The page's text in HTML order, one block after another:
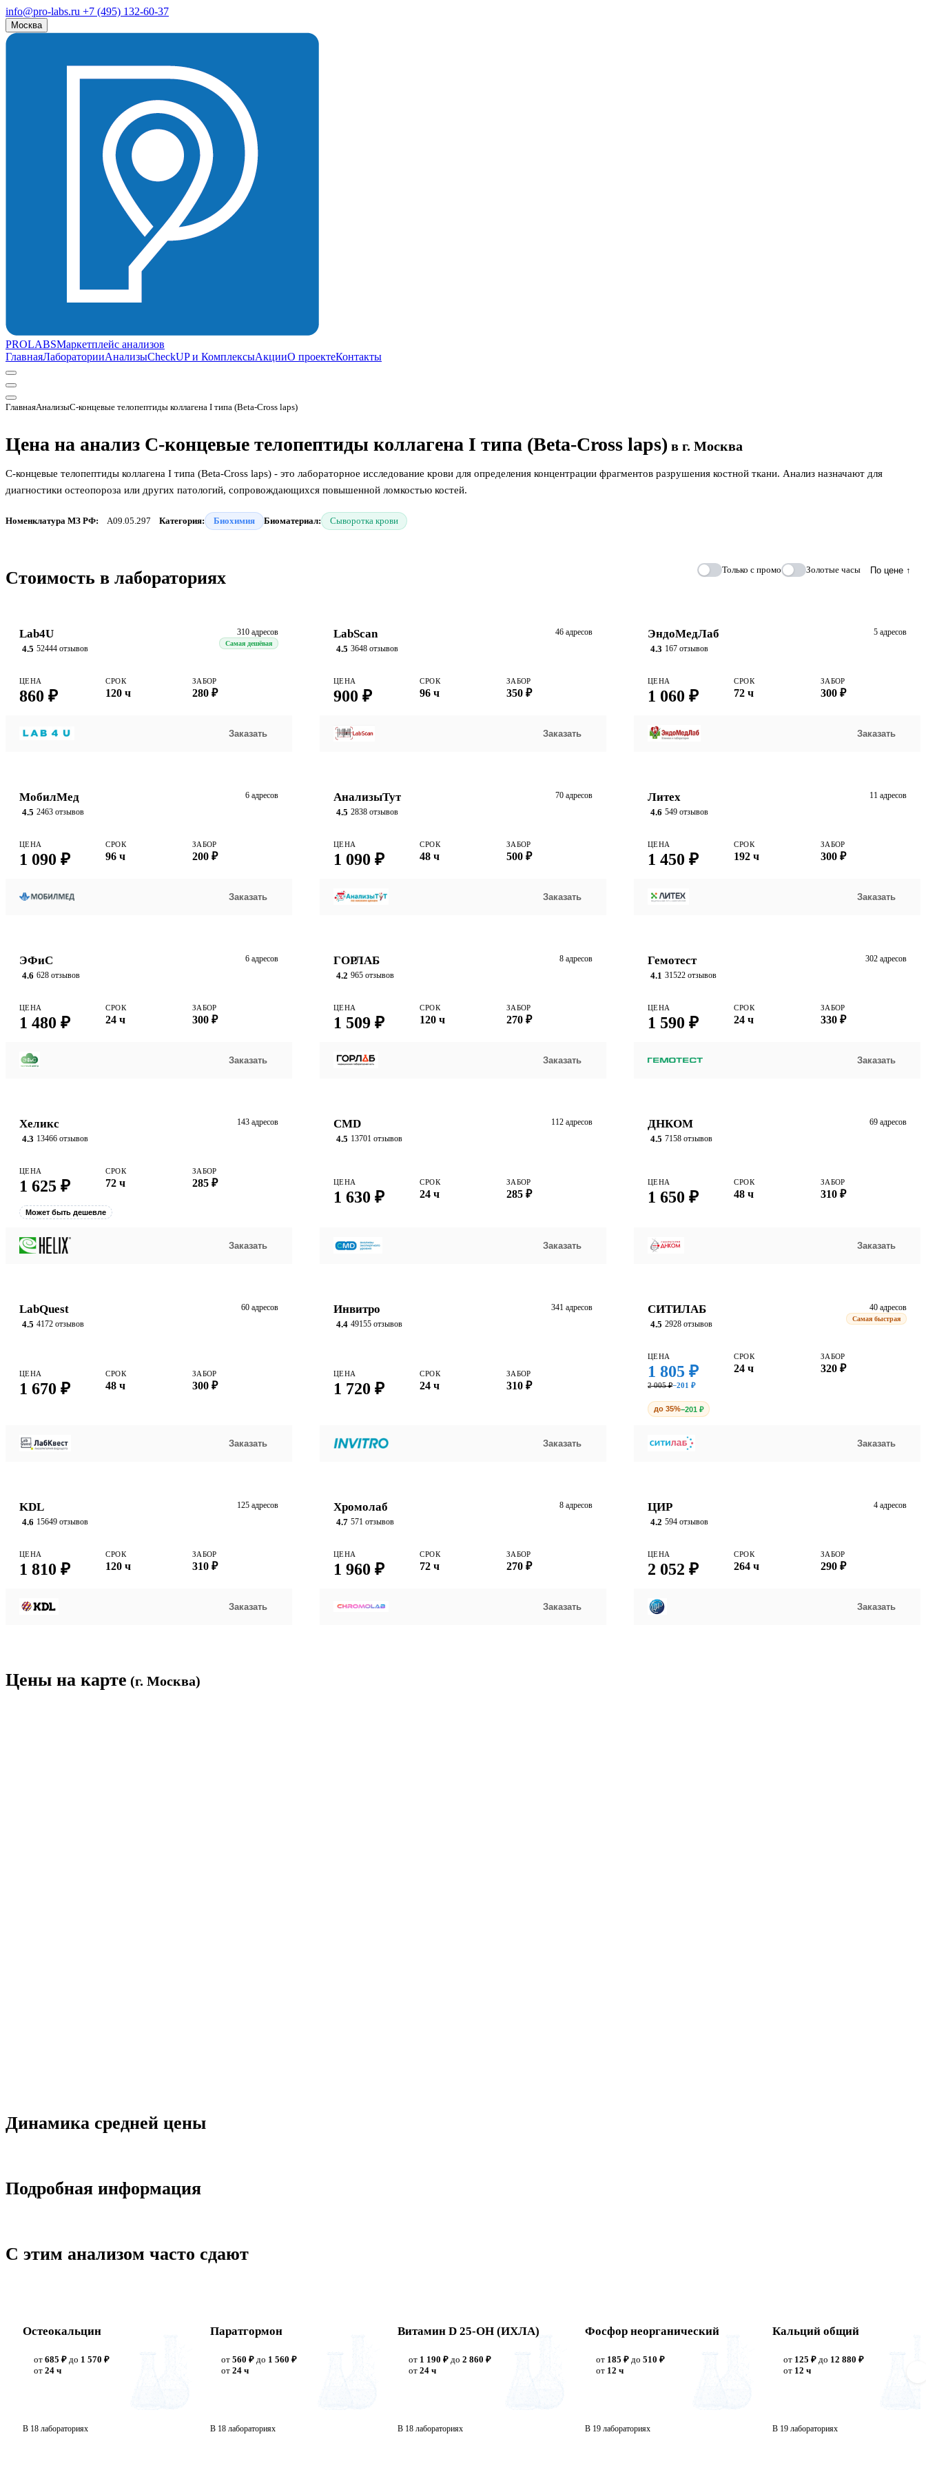
info@pro-labs.ru +7 (495) 132-60-37
Москва
PROLABSМаркетплейс анализов
ГлавнаяЛабораторииАнализыCheckUP и КомплексыАкцииО проектеКонтакты
ГлавнаяАнализыС-концевые телопептиды коллагена I типа (Beta-Cross laps)
Цена на анализ С-концевые телопептиды коллагена I типа (Beta-Cross laps) в г. Москва
С-концевые телопептиды коллагена I типа (Beta-Cross laps) - это лабораторное исследование крови для определения концентрации фрагментов разрушения костной ткани. Анализ назначают для
диагностики остеопороза или других патологий, сопровождающихся повышенной ломкостью костей.
Номенклатура МЗ РФ: A09.05.297 Категория: Биохимия Биоматериал: Сыворотка крови
Стоимость в лабораториях Только с промо Золотые часы По цене ↑
Lab4U
4.5 52444 отзывов
310 адресов
Самая дешёвая
ЦЕНА
860 ₽
СРОК
120 ч
ЗАБОР
280 ₽
Заказать
LabScan
4.5 3648 отзывов
46 адресов
ЦЕНА
900 ₽
СРОК
96 ч
ЗАБОР
350 ₽
Заказать
ЭндоМедЛаб
4.3 167 отзывов
5 адресов
ЦЕНА
1 060 ₽
СРОК
72 ч
ЗАБОР
300 ₽
Заказать
МобилМед
4.5 2463 отзывов
6 адресов
ЦЕНА
1 090 ₽
СРОК
96 ч
ЗАБОР
200 ₽
Заказать
АнализыТут
4.5 2838 отзывов
70 адресов
ЦЕНА
1 090 ₽
СРОК
48 ч
ЗАБОР
500 ₽
Заказать
Литех
4.6 549 отзывов
11 адресов
ЦЕНА
1 450 ₽
СРОК
192 ч
ЗАБОР
300 ₽
Заказать
ЭФиС
4.6 628 отзывов
6 адресов
ЦЕНА
1 480 ₽
СРОК
24 ч
ЗАБОР
300 ₽
Заказать
ГОРЛАБ
4.2 965 отзывов
8 адресов
ЦЕНА
1 509 ₽
СРОК
120 ч
ЗАБОР
270 ₽
Заказать
Гемотест
4.1 31522 отзывов
302 адресов
ЦЕНА
1 590 ₽
СРОК
24 ч
ЗАБОР
330 ₽
Заказать
Хеликс
4.3 13466 отзывов
143 адресов
ЦЕНА
1 625 ₽
СРОК
72 ч
ЗАБОР
285 ₽
Может быть дешевле
Заказать
CMD
4.5 13701 отзывов
112 адресов
ЦЕНА
1 630 ₽
СРОК
24 ч
ЗАБОР
285 ₽
Заказать
ДНКОМ
4.5 7158 отзывов
69 адресов
ЦЕНА
1 650 ₽
СРОК
48 ч
ЗАБОР
310 ₽
Заказать
LabQuest
4.5 4172 отзывов
60 адресов
ЦЕНА
1 670 ₽
СРОК
48 ч
ЗАБОР
300 ₽
Заказать
Инвитро
4.4 49155 отзывов
341 адресов
ЦЕНА
1 720 ₽
СРОК
24 ч
ЗАБОР
310 ₽
Заказать
СИТИЛАБ
4.5 2928 отзывов
40 адресов
Самая быстрая
ЦЕНА
1 805 ₽
2 005 ₽−201 ₽
СРОК
24 ч
ЗАБОР
320 ₽
до 35%−201 ₽
Заказать
KDL
4.6 15649 отзывов
125 адресов
ЦЕНА
1 810 ₽
СРОК
120 ч
ЗАБОР
310 ₽
Заказать
Хромолаб
4.7 571 отзывов
8 адресов
ЦЕНА
1 960 ₽
СРОК
72 ч
ЗАБОР
270 ₽
Заказать
ЦИР
4.2 594 отзывов
4 адресов
ЦЕНА
2 052 ₽
СРОК
264 ч
ЗАБОР
290 ₽
Заказать
Цены на карте (г. Москва)
Динамика средней цены
Подробная информация
С этим анализом часто сдают
Остеокальцин
от 685 ₽ до 1 570 ₽
от 24 ч
В 18 лабораториях
Паратгормон
от 560 ₽ до 1 560 ₽
от 24 ч
В 18 лабораториях
Витамин D 25-ОН (ИХЛА)
от 1 190 ₽ до 2 860 ₽
от 24 ч
В 18 лабораториях
Фосфор неорганический
от 185 ₽ до 510 ₽
от 12 ч
В 19 лабораториях
Кальций общий
от 125 ₽ до 12 880 ₽
от 12 ч
В 19 лабораториях